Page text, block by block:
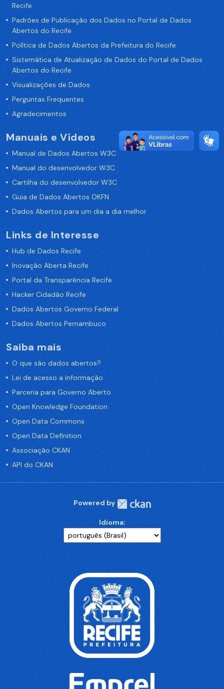
Recife
Padrões de Publicação dos Dados no Portal de Dados
Abertos do Recife
Política de Dados Abertos da Prefeitura do Recife
Sistemática de Atualização de Dados do Portal de Dados
Abertos do Recife
Visualizações de Dados
Perguntas Frequentes
Agradecimentos
Manuais e Vídeos
Manual de Dados Abertos W3C
Manual do desenvolvedor W3C
Cartilha do desenvolvedor W3C
Guia de Dados Abertos OKFN
Dados Abertos para um dia a dia melhor
Links de Interesse
Hub de Dados Recife
Inovação Aberta Recife
Portal da Transparência Recife
Hacker Cidadão Recife
Dados Abertos Governo Federal
Dados Abertos Pernambuco
Saiba mais
O que são dados abertos?
Lei de acesso a informação
Parceria para Governo Aberto
Open Knowledge Foundation
Open Data Commons
Open Data Definition
Associação CKAN
API do CKAN
Powered by
Idioma